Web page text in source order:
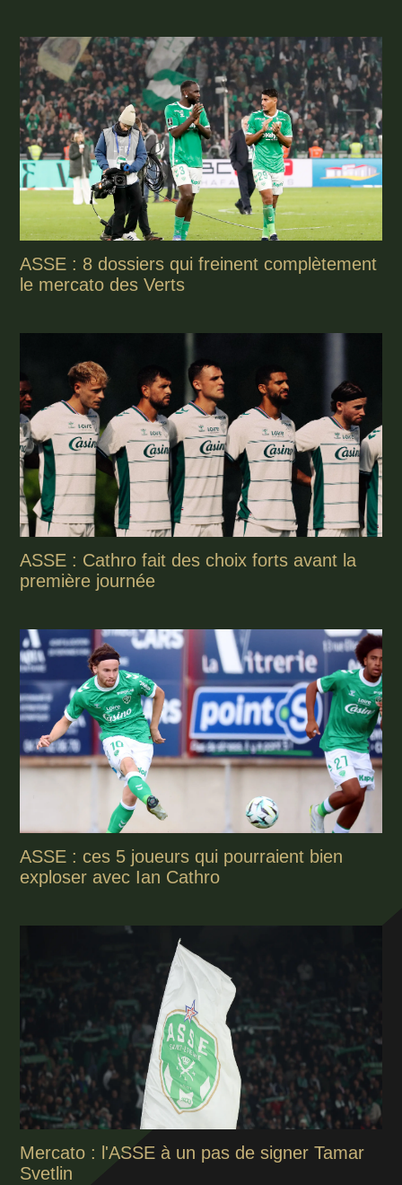
ASSE : 8 dossiers qui freinent complètement
le mercato des Verts
ASSE : Cathro fait des choix forts avant la
première journée
ASSE : ces 5 joueurs qui pourraient bien
exploser avec Ian Cathro
Mercato : l'ASSE à un pas de signer Tamar
Svetlin